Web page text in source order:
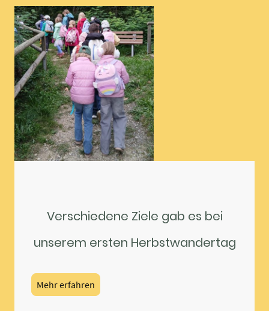
Verschiedene Ziele gab es bei
unserem ersten Herbstwandertag
Mehr erfahren